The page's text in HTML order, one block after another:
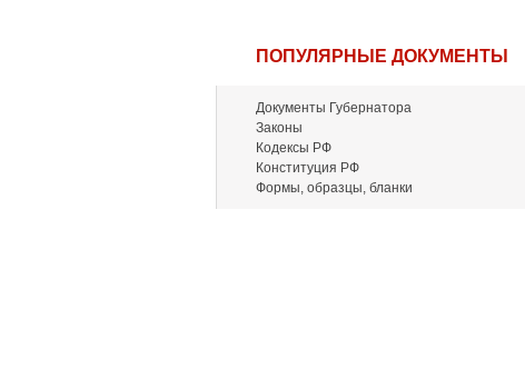
ПОПУЛЯРНЫЕ ДОКУМЕНТЫ
Документы Губернатора
Законы
Кодексы РФ
Конституция РФ
Формы, образцы, бланки